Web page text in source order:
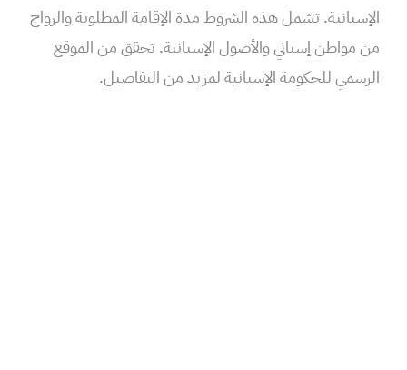
الإسبانية. تشمل هذه الشروط مدة الإقامة المطلوبة والزواج
من مواطن إسباني والأصول الإسبانية. تحقق من الموقع
الرسمي للحكومة الإسبانية لمزيد من التفاصيل.